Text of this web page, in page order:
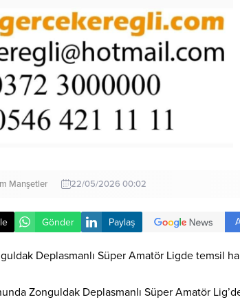
Manşetler 22/05/2026 00:02
Gönder Paylaş
Deplasmanlı Süper Amatör Ligde temsil
Zonguldak Deplasmanlı Süper Amatör